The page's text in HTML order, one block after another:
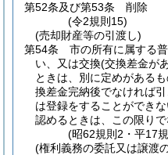
第52条及び第53条
削除
(令2規則15)
(売却財産等の引渡し)
第54条
市の所有に属する
い、又は交換(交換差金が
ときは、別に定めがある
換差金完納後でなければ
は登録をすることができな
認めるときは、この限りで
(昭62規則2・平17
(権利義務の委託又は譲渡